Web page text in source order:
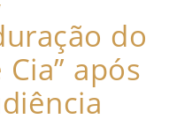
do
após